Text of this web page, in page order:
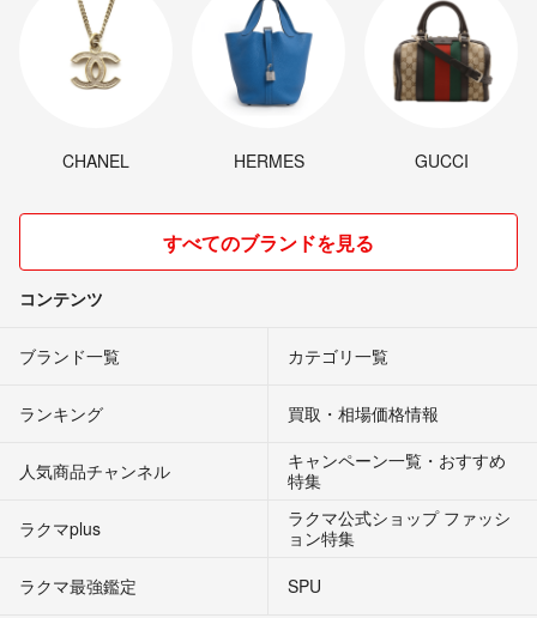
CHANEL HERMES GUCCI
すべてのブランドを見る
コンテンツ
ブランド一覧 カテゴリ一覧
ランキング 買取・相場価格情報
人気商品チャンネル
キャンペーン一覧・おすすめ
特集
ラクマplus
ラクマ公式ショップ ファッシ
ョン特集
ラクマ最強鑑定
SPU